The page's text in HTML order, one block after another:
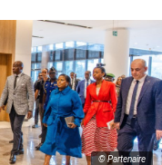
© Partenaire